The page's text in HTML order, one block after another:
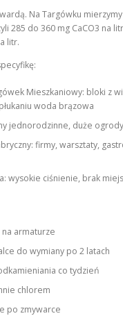
Na Targówku
285 do 360 mg CaCO3 na
litr.
Mieszkaniowy: bloki z
woda brązowa
jednorodzinne, duże
firmy, warsztaty,
wysokie ciśnienie, brak
na armaturze
do wymiany po 2 latach
co tydzień
chlorem
po zmywarce